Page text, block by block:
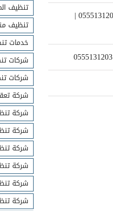
شركة جلي وتلميع رخام في الشارقة |0555131203 |
تنظيف
تنظيف
خدمات
شركات
شركات
شركة
شركة
شركة
شركة
شركة
شركة
شركة